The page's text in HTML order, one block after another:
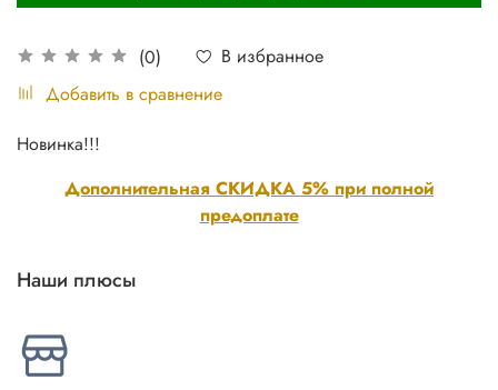
(0)
В избранное
Добавить в сравнение
Дополнительная СКИДКА 5% при полной
предоплате
Новинка!!!
Наши плюсы